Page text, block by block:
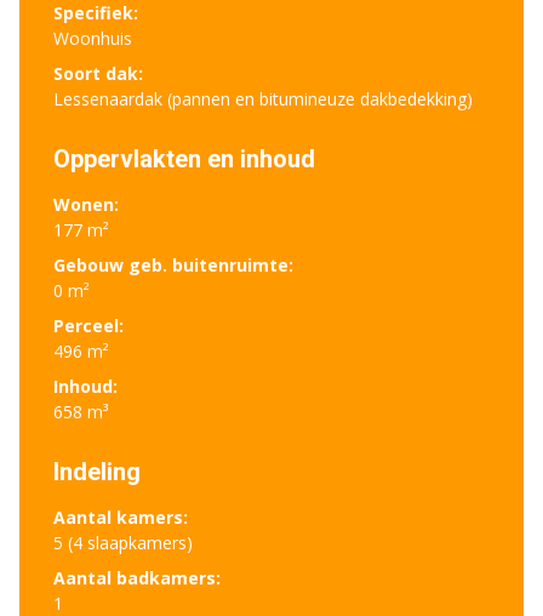
Specifiek:
Woonhuis
Soort dak:
Lessenaardak (pannen en bitumineuze dakbedekking)
Oppervlakten en inhoud
Wonen:
177 m²
Gebouw geb. buitenruimte:
0 m²
Perceel:
496 m²
Inhoud:
658 m³
Indeling
Aantal kamers:
5 (4 slaapkamers)
Aantal badkamers:
1